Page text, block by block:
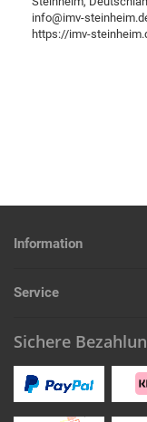
info@imv-
https://imv-
Information
Service
Sichere